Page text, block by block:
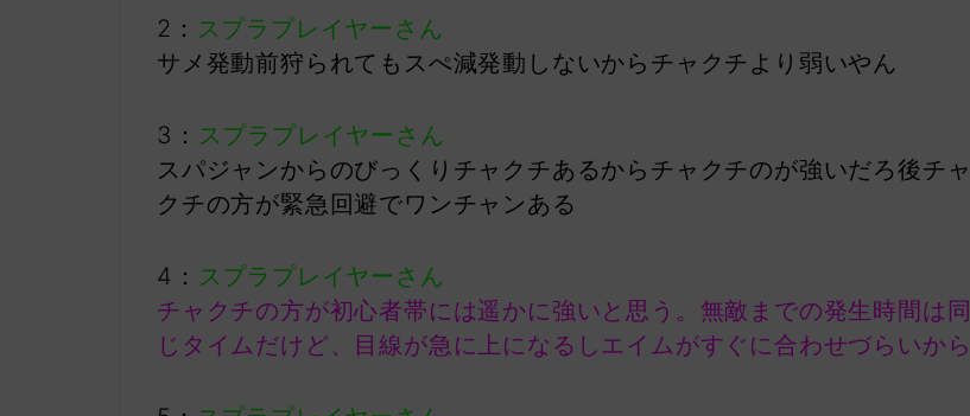
2： スプラプレイヤーさん
サメ発動前狩られてもスぺ減発動しないからチャクチより弱いやん
3： スプラプレイヤーさん
スパジャンからのびっくりチャクチあるからチャクチのが強いだろ後チャ
クチの方が緊急回避でワンチャンある
4： スプラプレイヤーさん
チャクチの方が初心者帯には遥かに強いと思う。無敵までの発生時間は同
じタイムだけど、目線が急に上になるしエイムがすぐに合わせづらいから